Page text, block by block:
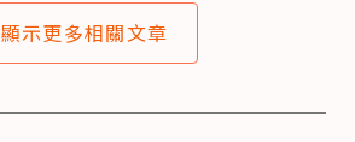
顯示更多相關文章